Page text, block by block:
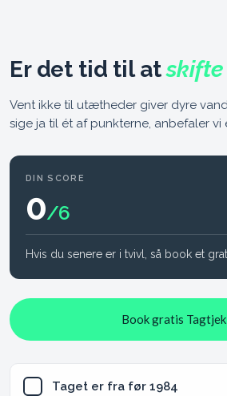
Er det tid til atskifte
Vent ikke til utætheder giver dyre
sige ja til ét af punkterne, anbefaler vi
DIN SCORE
0/6
Hvis du senere er i tvivl, så book et
Book gratis Tagtjek
Taget er fra før 1984